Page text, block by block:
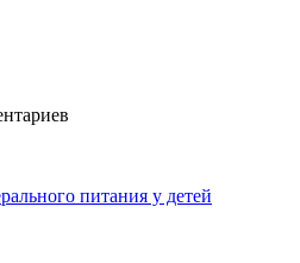
питания у детей